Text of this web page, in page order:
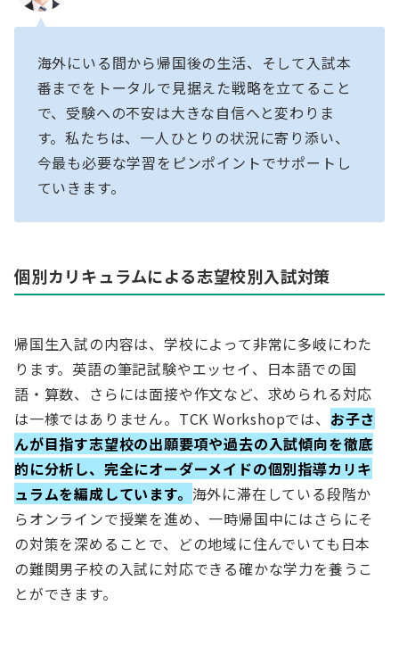
海外にいる間から帰国後の生活、そして入試本
番までをトータルで見据えた戦略を立てること
で、受験への不安は大きな自信へと変わりま
す。私たちは、一人ひとりの状況に寄り添い、
今最も必要な学習をピンポイントでサポートし
ていきます。
個別カリキュラムによる志望校別入試対策
帰国生入試の内容は、学校によって非常に多岐にわた
ります。英語の筆記試験やエッセイ、日本語での国
語・算数、さらには面接や作文など、求められる対応
は一様ではありません。TCK Workshopでは、 お子さ
んが目指す志望校の出願要項や過去の入試傾向を徹底
的に分析し、完全にオーダーメイドの個別指導カリキ
ュラムを編成しています。 海外に滞在している段階か
らオンラインで授業を進め、一時帰国中にはさらにそ
の対策を深めることで、どの地域に住んでいても日本
の難関男子校の入試に対応できる確かな学力を養うこ
とができます。